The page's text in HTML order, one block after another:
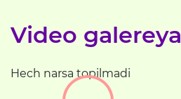
Video galereya
Hech narsa topilmadi